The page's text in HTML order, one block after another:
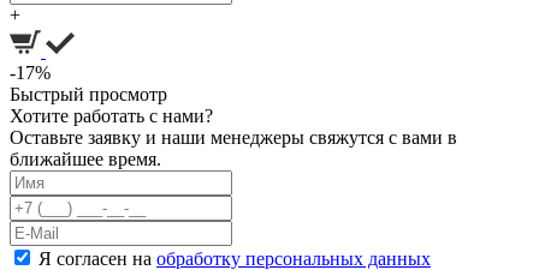
+
-17%
Быстрый просмотр
Хотите работать с нами?
Оставьте заявку и наши менеджеры свяжутся с вами в
ближайшее время.
Я согласен на обработку персональных данных